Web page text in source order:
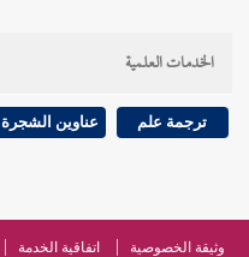
الخدمات العلمية
ترجمة علم عناوين الشجرة
وثيقة الخصوصية اتفاقية الخدمة